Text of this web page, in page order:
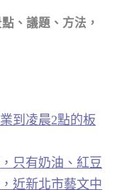
、議題、方法，
到凌晨2點的板
只有奶油、紅豆
近新北市藝文中